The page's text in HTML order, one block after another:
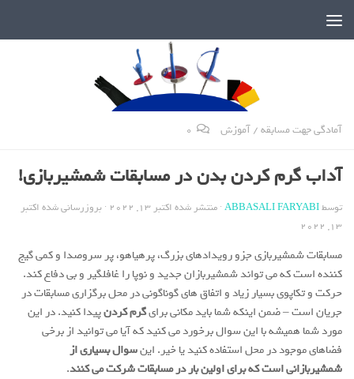
آمادگی جهت مسابقه/آموزش 0
آداب گرم کردن بدن در مسابقات شمشیربازی!
توسطABBASALI FARYABI · منتشر شده اکتبر 13, 2022 · بروزرسانی شده اکتبر
13, 2022
مسابقات شمشیربازی جزو رویدادهای بزرگ، پرهیاهو، پر سروصدا و کمی گیج
کننده است که می تواند شمشیربازان جدید و نوپا را غافلگیر و بی دفاع کند.
حرکت و تکاپوی بسیار زیاد و اتفاق های گوناگونی در محل برگزاری مسابقات در
جریان است – ضمن اینکه شما باید مکانی برایگرم کردنپیدا کنید. در این
مورد شما همیشه با این سوال برخورد می کنید که آیا می توانید از برخی
فضاهای موجود در محل استفاده کنید یا خیر. اینسوال بسیاری از
شمشیربازانی است که برای اولین بار در مسابقات شرکت می کنند.